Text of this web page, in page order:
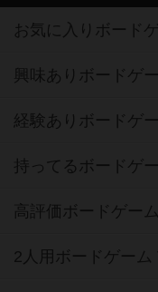
お気に入りボード
興味ありボードゲ
経験ありボードゲ
持ってるボードゲ
高評価ボードゲー
2人用ボードゲーム